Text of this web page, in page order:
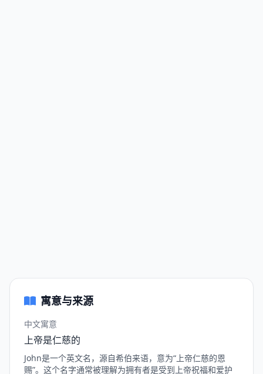
寓意与来源
中文寓意
上帝是仁慈的
John是一个英文名，源自希伯来语，意为“上帝仁慈的恩
赐”。这个名字通常被理解为拥有者是受到上帝祝福和爱护